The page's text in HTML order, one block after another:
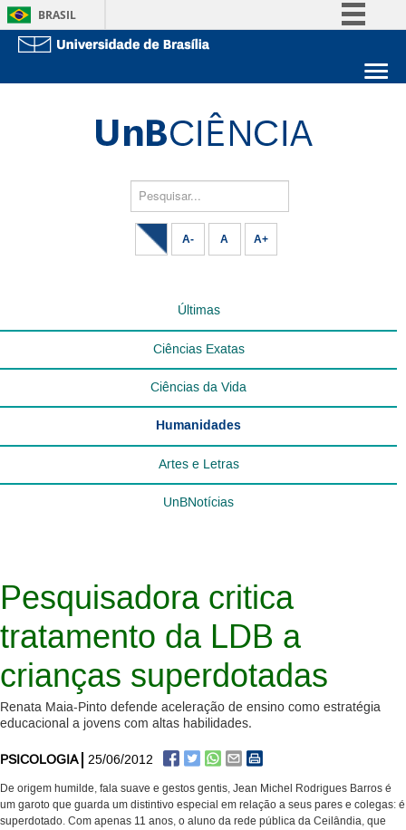
BRASIL
Acesso à informaçãoEstude na UnB
Pesquisar...
A- A A+
Últimas
Ciências Exatas
Ciências da Vida
Humanidades
Artes e Letras
UnBNotícias
Pesquisadora critica
tratamento da LDB a
crianças superdotadas
Renata Maia-Pinto defende aceleração de ensino como estratégia
educacional a jovens com altas habilidades.
PSICOLOGIA 25/06/2012
De origem humilde, fala suave e gestos gentis, Jean Michel Rodrigues Barros é
um garoto que guarda um distintivo especial em relação a seus pares e colegas: é
superdotado. Com apenas 11 anos, o aluno da rede pública da Ceilândia, que